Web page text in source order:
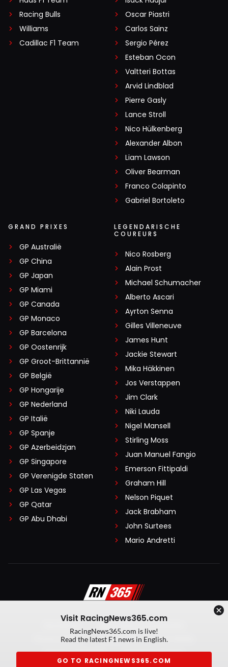
Racing Bulls
Williams
Cadillac F1 Team
Oscar Piastri
Carlos Sainz
Sergio Pérez
Esteban Ocon
Valtteri Bottas
Arvid Lindblad
Pierre Gasly
Lance Stroll
Nico Hülkenberg
Alexander Albon
Liam Lawson
Oliver Bearman
Franco Colapinto
Gabriel Bortoleto
GRAND PRIXES
GP Australië
GP China
GP Japan
GP Miami
GP Canada
GP Monaco
GP Barcelona
GP Oostenrijk
GP Groot-Brittannië
GP België
GP Hongarije
GP Nederland
GP Italië
GP Spanje
GP Azerbeidzjan
GP Singapore
GP Verenigde Staten
GP Las Vegas
GP Qatar
GP Abu Dhabi
LEGENDARISCHE
COUREURS
Nico Rosberg
Alain Prost
Michael Schumacher
Alberto Ascari
Ayrton Senna
Gilles Villeneuve
James Hunt
Jackie Stewart
Mika Häkkinen
Jos Verstappen
Jim Clark
Niki Lauda
Nigel Mansell
Stirling Moss
Juan Manuel Fangio
Emerson Fittipaldi
Graham Hill
Nelson Piquet
Jack Brabham
John Surtees
Mario Andretti
Algemene voorwaarden
Privacy Policy
Created by On Your Marks
Privacy manager
Kansspeluitingen
Visit RacingNews365.com
RacingNews365.com is live!
Read the latest F1 news in English.
GO TO RACINGNEWS365.COM